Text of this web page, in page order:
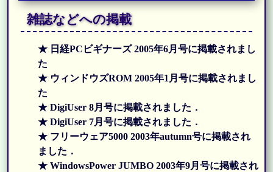
雑誌などへの掲載
★ 日経PCビギナーズ 2005年6月号に掲載されまし
た
★ ウィンドウズROM 2005年1月号に掲載されまし
た
★ DigiUser 8月号に掲載されました．
★ DigiUser 7月号に掲載されました．
★ フリーウェア5000 2003年autumn号に掲載され
ました．
★ WindowsPower JUMBO 2003年9月号に掲載され